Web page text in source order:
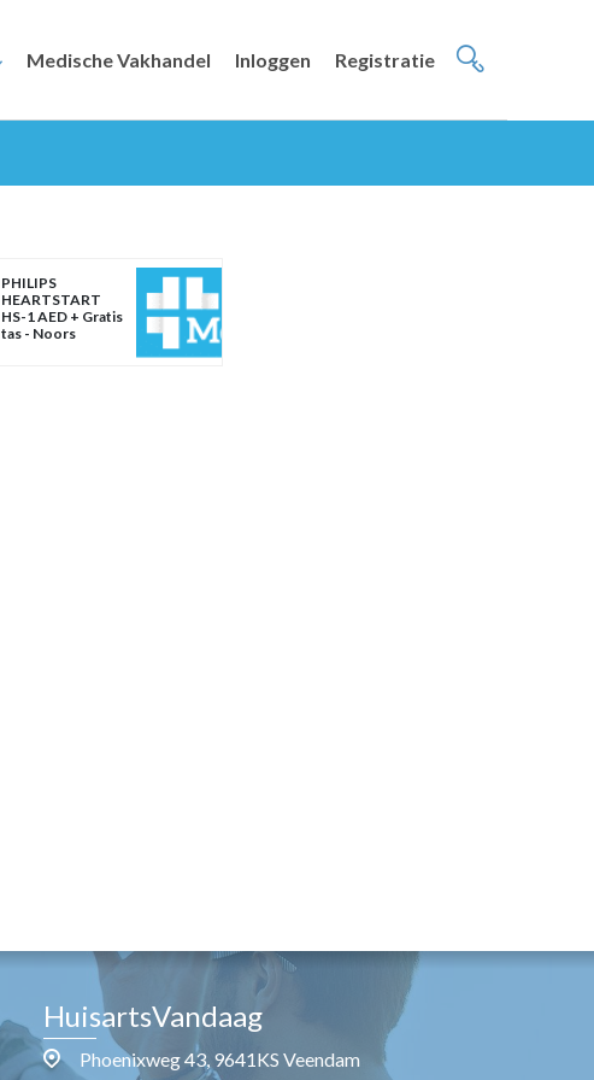
Medische Vakhandel Inloggen Registratie
PHILIPS
HEARTSTART
HS-1 AED + Gratis
tas - Noors
HuisartsVandaag
Phoenixweg 43, 9641KS Veendam